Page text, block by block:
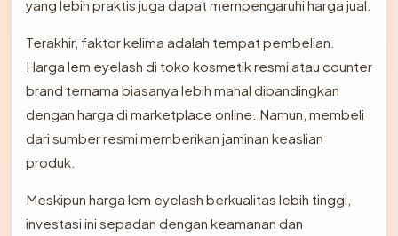
yang lebih praktis juga dapat mempengaruhi harga jual.
Terakhir, faktor kelima adalah tempat pembelian.
Harga lem eyelash di toko kosmetik resmi atau counter
brand ternama biasanya lebih mahal dibandingkan
dengan harga di marketplace online. Namun, membeli
dari sumber resmi memberikan jaminan keaslian
produk.
Meskipun harga lem eyelash berkualitas lebih tinggi,
investasi ini sepadan dengan keamanan dan